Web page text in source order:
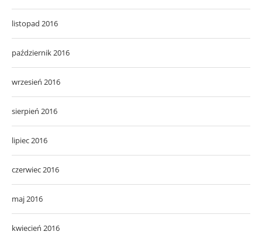
listopad 2016
październik 2016
wrzesień 2016
sierpień 2016
lipiec 2016
czerwiec 2016
maj 2016
kwiecień 2016